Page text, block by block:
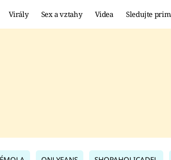
Virály Sex a vztahy Videa Sledujte